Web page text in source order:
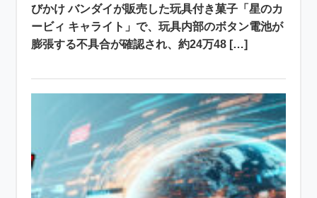
びかけ バンダイが販売した玩具付き菓子「星のカ
ービィ キャライト」で、玩具内部のボタン電池が
膨張する不具合が確認され、約24万48 […]